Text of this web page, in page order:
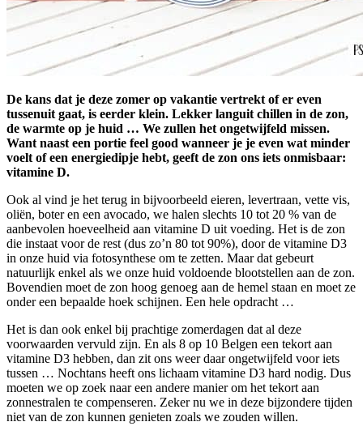
De kans dat je deze zomer op vakantie vertrekt of er even
tussenuit gaat, is eerder klein. Lekker languit chillen in de zon,
de warmte op je huid … We zullen het ongetwijfeld missen.
Want naast een portie feel good wanneer je je even wat minder
voelt of een energiedipje hebt, geeft de zon ons iets onmisbaar:
vitamine D.
Ook al vind je het terug in bijvoorbeeld eieren, levertraan, vette vis,
oliën, boter en een avocado, we halen slechts 10 tot 20 % van de
aanbevolen hoeveelheid aan vitamine D uit voeding. Het is de zon
die instaat voor de rest (dus zo’n 80 tot 90%), door de vitamine D3
in onze huid via fotosynthese om te zetten. Maar dat gebeurt
natuurlijk enkel als we onze huid voldoende blootstellen aan de zon.
Bovendien moet de zon hoog genoeg aan de hemel staan en moet ze
onder een bepaalde hoek schijnen. Een hele opdracht …
Het is dan ook enkel bij prachtige zomerdagen dat al deze
voorwaarden vervuld zijn. En als 8 op 10 Belgen een tekort aan
vitamine D3 hebben, dan zit ons weer daar ongetwijfeld voor iets
tussen … Nochtans heeft ons lichaam vitamine D3 hard nodig. Dus
moeten we op zoek naar een andere manier om het tekort aan
zonnestralen te compenseren. Zeker nu we in deze bijzondere tijden
niet van de zon kunnen genieten zoals we zouden willen.